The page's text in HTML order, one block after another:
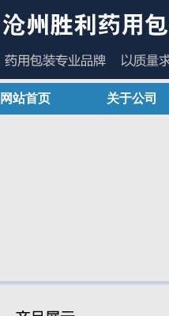
网站首页 关于公司